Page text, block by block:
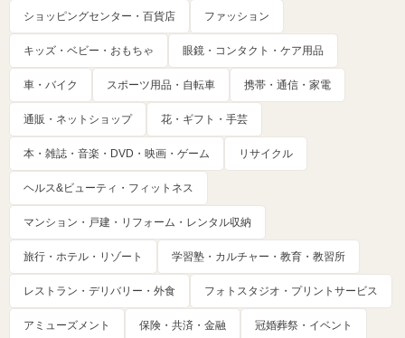
ショッピングセンター・百貨店 ファッション
キッズ・ベビー・おもちゃ 眼鏡・コンタクト・ケア用品
車・バイク スポーツ用品・自転車 携帯・通信・家電
通販・ネットショップ 花・ギフト・手芸
本・雑誌・音楽・DVD・映画・ゲーム リサイクル
ヘルス&ビューティ・フィットネス
マンション・戸建・リフォーム・レンタル収納
旅行・ホテル・リゾート 学習塾・カルチャー・教育・教習所
レストラン・デリバリー・外食 フォトスタジオ・プリントサービス
アミューズメント 保険・共済・金融 冠婚葬祭・イベント